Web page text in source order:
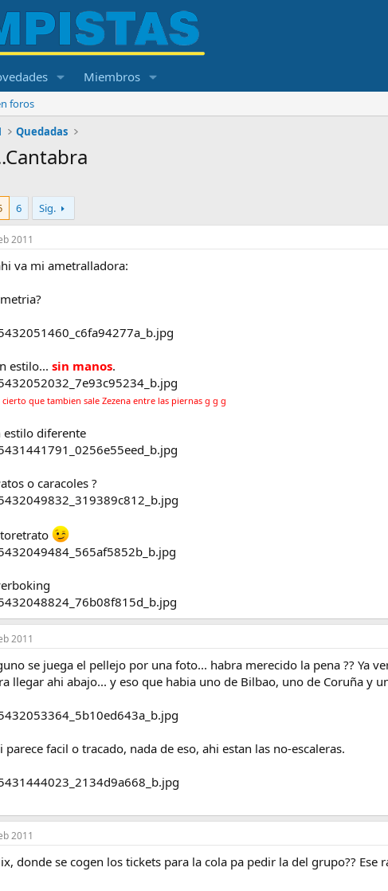
Miembros
foros
Quedadas
6 Sig.
2011
va mi ametralladora:
estilo... sin manos.
cierto que tambien sale Zezena entre las piernas g g g
estilo diferente
o caracoles ?
2011
se juega el pellejo por una foto... habra merecido la pena ?? Ya
llegar ahi abajo... y eso que habia uno de Bilbao, uno de Coruña y
parece facil o tracado, nada de eso, ahi estan las no-escaleras.
2011
donde se cogen los tickets para la cola pa pedir la del grupo??